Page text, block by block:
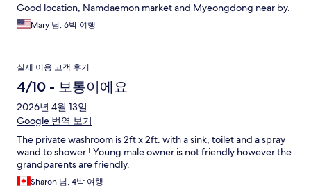
Good location, Namdaemon market and Myeongdong near by.
Mary 님, 6박 여행
실제 이용 고객 후기
4/10 - 보통이에요
2026년 4월 13일
Google 번역 보기
The private washroom is 2ft x 2ft. with a sink, toilet and a spray
wand to shower ! Young male owner is not friendly however the
grandparents are friendly.
Sharon 님, 4박 여행